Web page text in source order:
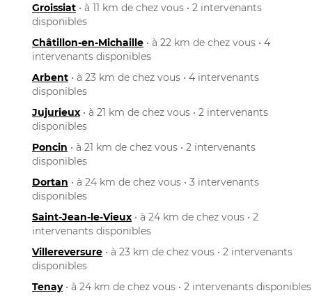
Groissiat • à 11 km de chez vous • 2 intervenants
disponibles
Châtillon-en-Michaille • à 22 km de chez vous • 4
intervenants disponibles
Arbent • à 23 km de chez vous • 4 intervenants
disponibles
Jujurieux • à 21 km de chez vous • 2 intervenants
disponibles
Poncin • à 21 km de chez vous • 2 intervenants
disponibles
Dortan • à 24 km de chez vous • 3 intervenants
disponibles
Saint-Jean-le-Vieux • à 24 km de chez vous • 2
intervenants disponibles
Villereversure • à 23 km de chez vous • 2 intervenants
disponibles
Tenay• à 24 km de chez vous • 2 intervenants disponibles